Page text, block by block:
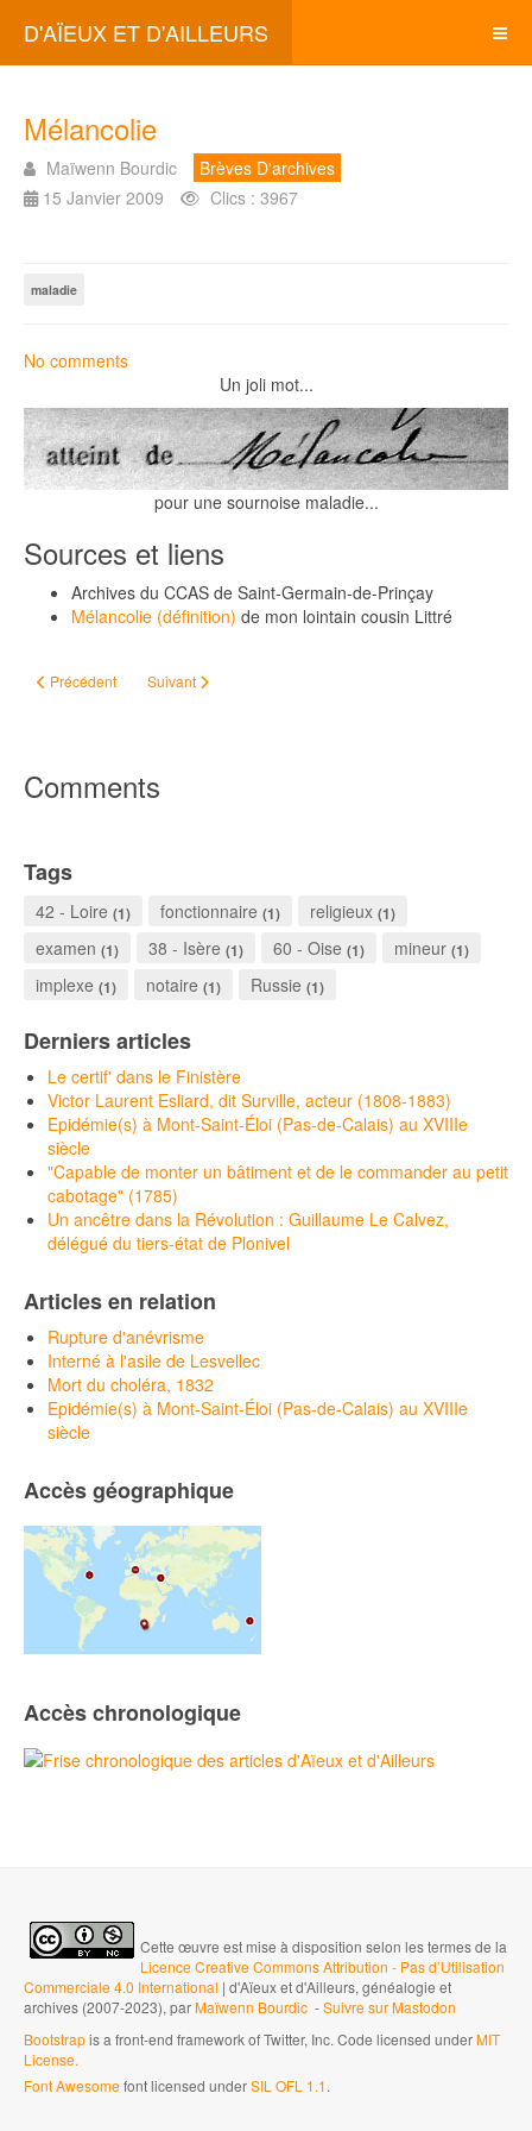
D'AÏEUX ET D'AILLEURS
Mélancolie
Maïwenn Bourdic
Brèves D'archives
15 Janvier 2009
Clics : 3967
maladie
No comments
Un joli mot...
pour une sournoise maladie...
Sources et liens
Archives du CCAS de Saint-Germain-de-Prinçay
Mélancolie (définition) de mon lointain cousin Littré
Article précédent : Histoire de lait...
Précédent Article suivant : Objets trouvés...
Suivant
Comments
Tags
42 - Loire (1) fonctionnaire (1) religieux (1)
examen (1) 38 - Isère (1) 60 - Oise (1) mineur (1)
implexe (1) notaire (1) Russie (1)
Derniers articles
Le certif' dans le Finistère
Victor Laurent Esliard, dit Surville, acteur (1808-1883)
Epidémie(s) à Mont-Saint-Éloi (Pas-de-Calais) au XVIIIe
siècle
"Capable de monter un bâtiment et de le commander au petit
cabotage" (1785)
Un ancêtre dans la Révolution : Guillaume Le Calvez,
délégué du tiers-état de Plonivel
Articles en relation
Rupture d'anévrisme
Interné à l'asile de Lesvellec
Mort du choléra, 1832
Epidémie(s) à Mont-Saint-Éloi (Pas-de-Calais) au XVIIIe
siècle
Accès géographique
Accès chronologique
Cette œuvre est mise à disposition selon les termes de la
Licence Creative Commons Attribution - Pas d’Utilisation
Commerciale 4.0 International | d'Aïeux et d'Ailleurs, généalogie et
archives (2007-2023), parMaïwenn Bourdic -Suivre sur Mastodon
Bootstrapis a front-end framework of Twitter, Inc. Code licensed underMIT
License.
Font Awesomefont licensed underSIL OFL 1.1.